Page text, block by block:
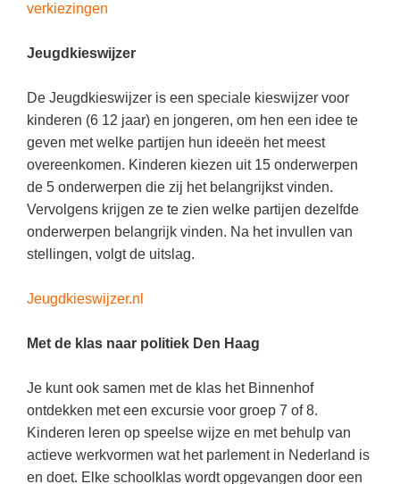
Verkeer
Verzorging
THEMA'S
Budgetteren
De boerderij
Duurzaamheid
Eerste wereldoorlog
Evolutieleer
Feest- en Gedenkdagen
Kinderboekenweek
Kleurplaten
Mediawijsheid
Biologie
Geld VO
Geschiedenis
Maatschappijleer
Orientatie
Rekenen
Vakoverstijgend
MEER...
AI voor het onderwijs
Kruiswoordpuzzels
verkiezingen
Jeugdkieswijzer
De Jeugdkieswijzer is een speciale kieswijzer voor
kinderen (6 12 jaar) en jongeren, om hen een idee te
geven met welke partijen hun ideeën het meest
overeenkomen. Kinderen kiezen uit 15 onderwerpen
de 5 onderwerpen die zij het belangrijkst vinden.
Vervolgens krijgen ze te zien welke partijen dezelfde
onderwerpen belangrijk vinden. Na het invullen van
stellingen, volgt de uitslag.
Jeugdkieswijzer.nl
Met de klas naar politiek Den Haag
Je kunt ook samen met de klas het Binnenhof
ontdekken met een excursie voor groep 7 of 8.
Kinderen leren op speelse wijze en met behulp van
actieve werkvormen wat het parlement in Nederland is
en doet. Elke schoolklas wordt opgevangen door een